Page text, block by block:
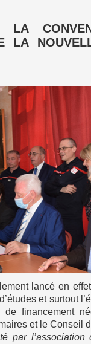
LA
LA
lancé en
et surtout
de financement
et le Conseil
par